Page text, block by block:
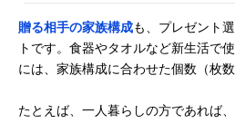
贈る相手の家族構成も、プレゼント
トです。食器やタオルなど新生活で
には、家族構成に合わせた個数（枚
たとえば、一人暮らしの方であれば